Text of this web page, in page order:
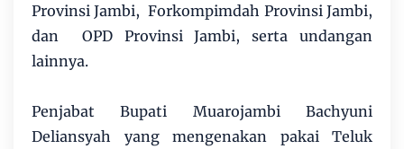
Provinsi Jambi, Forkompimdah Provinsi Jambi,
dan OPD Provinsi Jambi, serta undangan
lainnya.
Penjabat Bupati Muarojambi Bachyuni
Deliansyah yang mengenakan pakai Teluk